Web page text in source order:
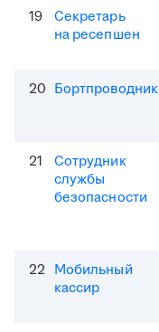
19
Секретарь
на ресепшен
20 Бортпроводник
21
Сотрудник
службы
безопасности
22 Мобильный
кассир